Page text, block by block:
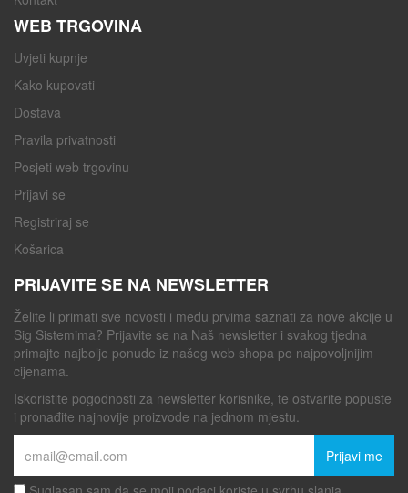
WEB TRGOVINA
Uvjeti kupnje
Kako kupovati
Dostava
Pravila privatnosti
Posjeti web trgovinu
Prijavi se
Registriraj se
Košarica
PRIJAVITE SE NA NEWSLETTER
Želite li primati sve novosti i među prvima saznati za nove akcije u
Sig Sistemima? Prijavite se na Naš newsletter i svakog tjedna
primajte najbolje ponude iz našeg web shopa po najpovoljnijim
cijenama.
Iskoristite pogodnosti za newsletter korisnike, te ostvarite popuste
i pronađite najnovije proizvode na jednom mjestu.
Prijavi me